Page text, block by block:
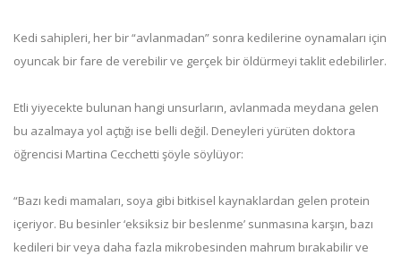
Kedi sahipleri, her bir “avlanmadan” sonra kedilerine oynamaları için
oyuncak bir fare de verebilir ve gerçek bir öldürmeyi taklit edebilirler.
Etli yiyecekte bulunan hangi unsurların, avlanmada meydana gelen
bu azalmaya yol açtığı ise belli değil. Deneyleri yürüten doktora
öğrencisi Martina Cecchetti şöyle söylüyor:
“Bazı kedi mamaları, soya gibi bitkisel kaynaklardan gelen protein
içeriyor. Bu besinler ‘eksiksiz bir beslenme’ sunmasına karşın, bazı
kedileri bir veya daha fazla mikrobesinden mahrum bırakabilir ve